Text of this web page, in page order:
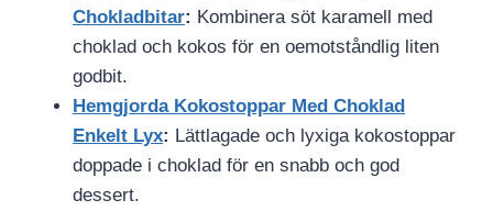
Chokladbitar: Kombinera söt karamell med
choklad och kokos för en oemotståndlig liten
godbit.
Hemgjorda Kokostoppar Med Choklad
Enkelt Lyx: Lättlagade och lyxiga kokostoppar
doppade i choklad för en snabb och god
dessert.